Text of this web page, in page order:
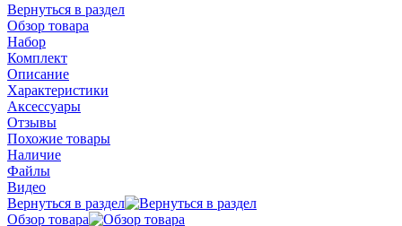
Вернуться в раздел
Обзор товара
Набор
Комплект
Описание
Характеристики
Аксессуары
Отзывы
Похожие товары
Наличие
Файлы
Видео
Вернуться в раздел
Обзор товара